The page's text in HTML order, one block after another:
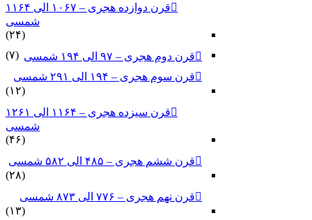
قرن دوازده هجری – ۱۰۶۷ الی ۱۱۶۴
شمسی
(۲۴)
قرن دوم هجری – ۹۷ الی ۱۹۴ شمسی
(۷)
قرن سوم هجری – ۱۹۴ الی ۲۹۱ شمسی
(۱۲)
قرن سیزده هجری – ۱۱۶۴ الی ۱۲۶۱
شمسی
(۴۶)
قرن ششم هجری – ۴۸۵ الی ۵۸۲ شمسی
(۲۸)
قرن نهم هجری – ۷۷۶ الی ۸۷۳ شمسی
(۱۳)